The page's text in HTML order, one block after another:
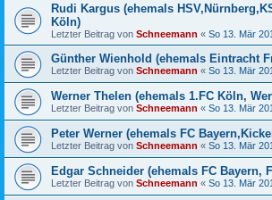
Rudi Kargus (ehemals
Köln)
Letzter Beitrag von Schneemann « So 13. Mär
Günther Wienhold (ehemals Eintracht
Letzter Beitrag von Schneemann « So 13. Mär
Werner Thelen (ehemals 1.FC Köln,
Letzter Beitrag von Schneemann « So 13. Mär
Peter Werner (ehemals FC
Letzter Beitrag von Schneemann « So 13. Mär
Edgar Schneider (ehemals FC Bayern,
Letzter Beitrag von Schneemann « So 13. Mär